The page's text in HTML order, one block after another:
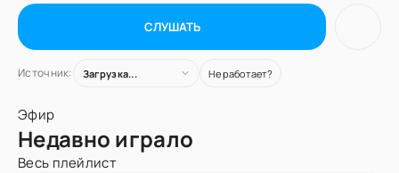
СЛУШАТЬ
Источник: Загрузка... Не работает?
Эфир
Недавно играло
Весь плейлист